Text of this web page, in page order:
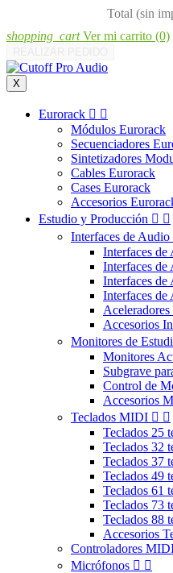
Total (sin
shopping_cart Ver mi carrito (0)
X
Eurorack  
Módulos Eurorack
Secuenciadores
Sintetizadores
Cables Eurorack
Cases Eurorack
Accesorios
Estudio y Producción  
Interfaces de Audio
Interfaces
Interfaces
Interfaces
Interfaces de
Accesorios
Monitores de
Monitores
Subgrave
Control de
Accesorios
Teclados MIDI  
Teclados 25
Teclados 32
Teclados 37
Teclados 49
Teclados 61
Teclados 73
Teclados 88
Accesorios
Controladores
Micrófonos  